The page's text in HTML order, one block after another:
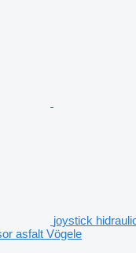
joystick
asfalt Vögele